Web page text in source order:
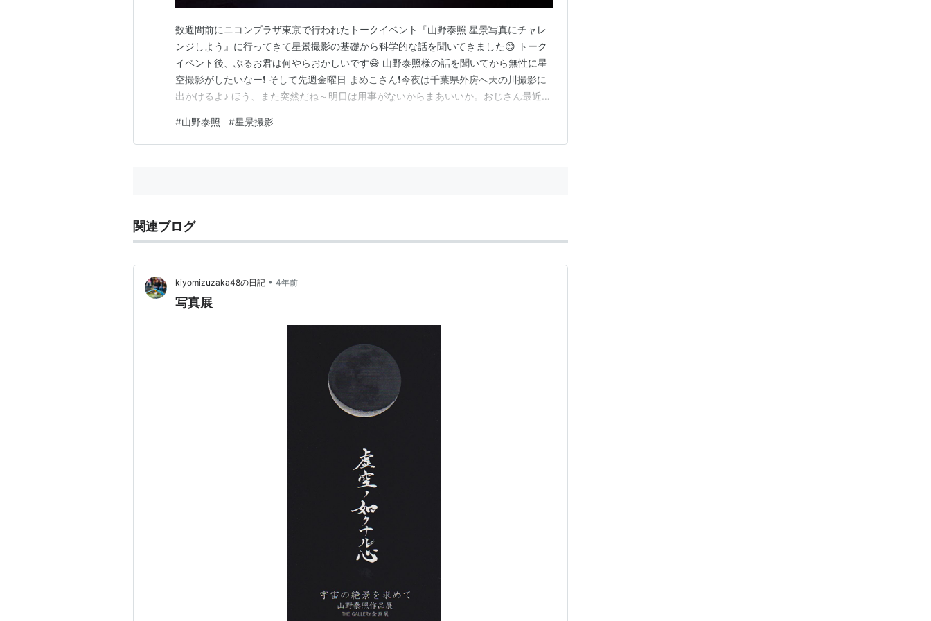
数週間前にニコンプラザ東京で行われたトークイベント『山野泰照 星景写真にチャレ
ンジしよう』に行ってきて星景撮影の基礎から科学的な話を聞いてきました😊 トーク
イベント後、ぷるお君は何やらおかしいです😅 山野泰照様の話を聞いてから無性に星
空撮影がしたいなー❗ そして先週金曜日 まめこさん❗今夜は千葉県外房へ天の川撮影に
出かけるよ♪ ほう、また突然だね～明日は用事がないからまあいいか。おじさん最近忙
合成 先週金曜日はほぼ新月でレーダー判定で梅雨前の貴重な晴天でした。今までは星
空を好きに撮影してましたがプロの話を聞…
#山野泰照 #星景撮影
関連ブログ
kiyomizuzaka48の日記 • 4年前
写真展